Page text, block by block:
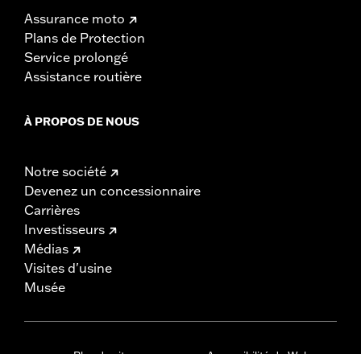
Assurance moto
Plans de Protection
Service prolongé
Assistance routière
À PROPOS DE NOUS
Notre société
Devenez un concessionnaire
Carrières
Investisseurs
Médias
Visites d'usine
Musée